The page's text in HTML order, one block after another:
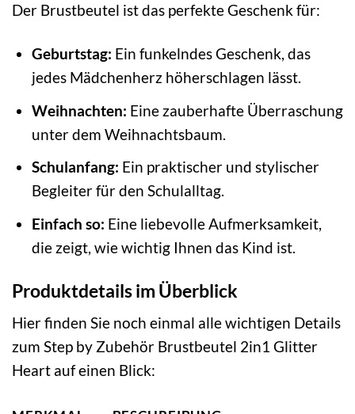
Der Brustbeutel ist das perfekte Geschenk für:
Geburtstag: Ein funkelndes Geschenk, das
jedes Mädchenherz höherschlagen lässt.
Weihnachten: Eine zauberhafte Überraschung
unter dem Weihnachtsbaum.
Schulanfang: Ein praktischer und stylischer
Begleiter für den Schulalltag.
Einfach so: Eine liebevolle Aufmerksamkeit,
die zeigt, wie wichtig Ihnen das Kind ist.
Produktdetails im Überblick
Hier finden Sie noch einmal alle wichtigen Details
zum Step by Zubehör Brustbeutel 2in1 Glitter
Heart auf einen Blick: